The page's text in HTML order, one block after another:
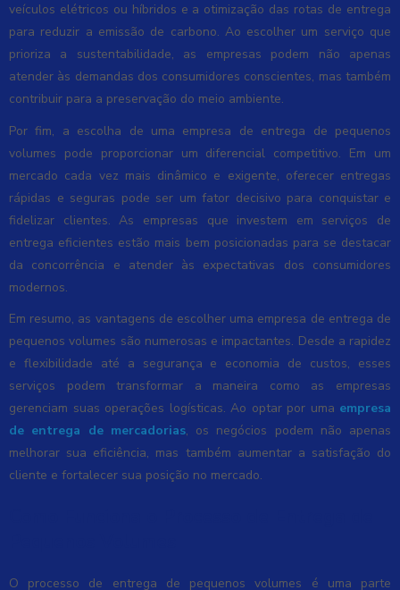
veículos elétricos ou híbridos e a otimização das rotas de entrega
para reduzir a emissão de carbono. Ao escolher um serviço que
prioriza a sustentabilidade, as empresas podem não apenas
atender às demandas dos consumidores conscientes, mas também
contribuir para a preservação do meio ambiente.
Por fim, a escolha de uma empresa de entrega de pequenos
volumes pode proporcionar um diferencial competitivo. Em um
mercado cada vez mais dinâmico e exigente, oferecer entregas
rápidas e seguras pode ser um fator decisivo para conquistar e
fidelizar clientes. As empresas que investem em serviços de
entrega eficientes estão mais bem posicionadas para se destacar
da concorrência e atender às expectativas dos consumidores
modernos.
Em resumo, as vantagens de escolher uma empresa de entrega de
pequenos volumes são numerosas e impactantes. Desde a rapidez
e flexibilidade até a segurança e economia de custos, esses
serviços podem transformar a maneira como as empresas
gerenciam suas operações logísticas. Ao optar por uma empresa
de entrega de mercadorias, os negócios podem não apenas
melhorar sua eficiência, mas também aumentar a satisfação do
cliente e fortalecer sua posição no mercado.
O processo de entrega de pequenos volumes é uma parte